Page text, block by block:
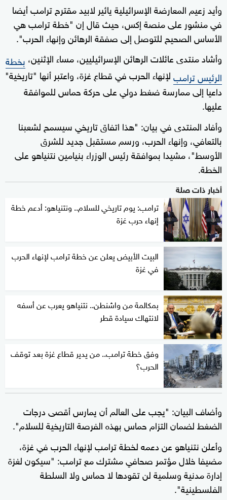
وأيد زعيم المعارضة الإسرائيلية يائير لابيد مقترح ترامب أيضا
في منشور على منصة إكس، حيث قال إن "خطة ترامب هي
الأساس الصحيح للتوصل إلى صفقة الرهائن وإنهاء الحرب".
وأشاد منتدى عائلات الرهائن الإسرائيليين، مساء الإثنين، بخطة
الرئيس ترامبلإنهاء الحرب في قطاع غزة، واعتبر أنها "تاريخية"
داعيا إلى ممارسة ضغط دولي على حركة حماس للموافقة
عليها.
وأفاد المنتدى في بيان: "هذا اتفاق تاريخي سيسمح لشعبنا
بالتعافي، وإنهاء الحرب، ورسم مستقبل جديد للشرق
الأوسط"، مشيدا بموافقة رئيس الوزراء بنيامين نتنياهو على
الخطة.
أخبار ذات صلة
ترامب: يوم تاريخي للسلام.. ونتنياهو: أدعم خطة
إنهاء حرب غزة
البيت الأبيض يعلن عن خطة ترامب لإنهاء الحرب
في غزة
بمكالمة من واشنطن.. نتنياهو يعرب عن أسفه
لانتهاك سيادة قطر
وفق خطة ترامب.. من يدير قطاع غزة بعد توقف
الحرب؟
وأضاف البيان: "يجب على العالم أن يمارس أقصى درجات
الضغط لضمان التزام حماس بهذه الفرصة التاريخية للسلام".
وأعلن نتنياهو عن دعمه لخطة ترامب لإنهاء الحرب في غزة،
مضيفا خلال مؤتمر صحافي مشترك مع ترامب: "سيكون لغزة
إدارة مدنية وسلمية لن تقودها لا حماس ولا السلطة
الفلسطينية".